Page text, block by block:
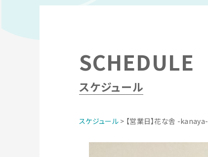
SCHEDULE
スケジュール
スケジュール> 【営業日】花な舎 -kanaya-